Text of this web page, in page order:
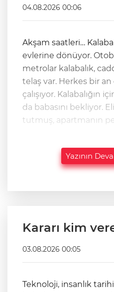
04.08.2026 00:06
Akşam saatleri… Kalabalık yavaş yavaş
evlerine dönüyor.
metrolar kalabalık,
telaş var. Herkes bir
çalışıyor. Kalabalığın içinde küçük bir çocuk
da babasını bekliyor.
tutmuş, apartmanın
Yazının
Kararı kim
03.08.2026 00:05
Teknoloji, insanlık